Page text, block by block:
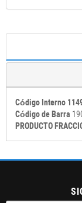
Código Interno
Código de Barra
PRODUCTO